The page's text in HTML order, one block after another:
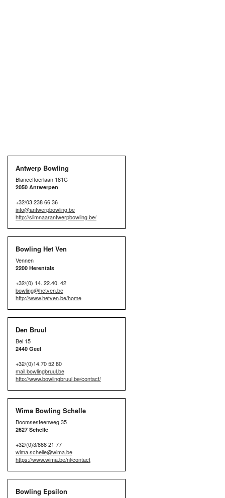
Antwerp Bowling
Blancefloerlaan 181C
2050 Antwerpen
+32/03 238 66 36
info@antwerpbowling.be
http://slimnaarantwerpbowling.be/
Bowling Het Ven
Vennen
2200 Herentals
+32/(0) 14. 22.40. 42
bowling@hetven.be
http://www.hetven.be/home
Den Bruul
Bel 15
2440 Geel
+32/(0)14.70 52 80
mail.bowlingbruul.be
http://www.bowlingbruul.be/contact/
Wima Bowling Schelle
Boomsesteenweg 35
2627 Schelle
+32/(0)3/888 21 77
wima.schelle@wima.be
https://www.wima.be/nl/contact
Bowling Epsilon